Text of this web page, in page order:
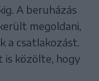
A beruházás
megoldani,
a csatlakozást.
is közölte, hogy